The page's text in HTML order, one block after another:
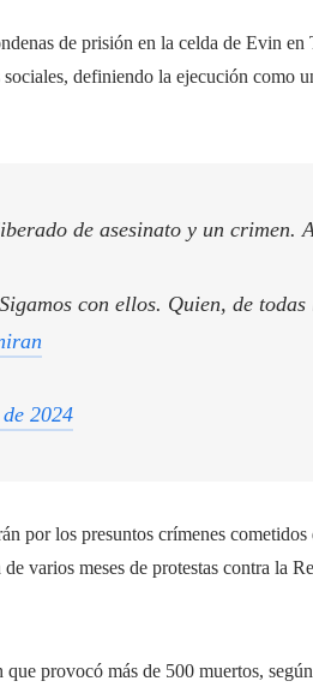
de prisión en la celda de Evin en
definiendo la ejecución como
de asesinato y un crimen.
con ellos. Quien, de todas
2024
por los presuntos crímenes cometidos
varios meses de protestas contra la
provocó más de 500 muertos, según